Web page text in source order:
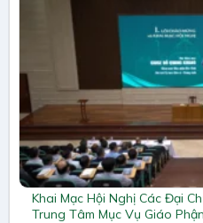
Khai Mạc Hội Nghị Các Đại
Trung Tâm Mục Vụ Giáo